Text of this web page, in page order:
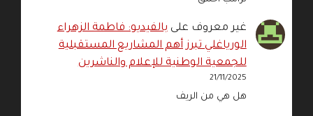
غير معروف علىبالفيديو: فاطمة الزهراء
الورياغلي تبرز أهم المشاريع المستقبلية
للجمعية الوطنية للإعلام والناشرين
21/11/2025
هل هي من الريف